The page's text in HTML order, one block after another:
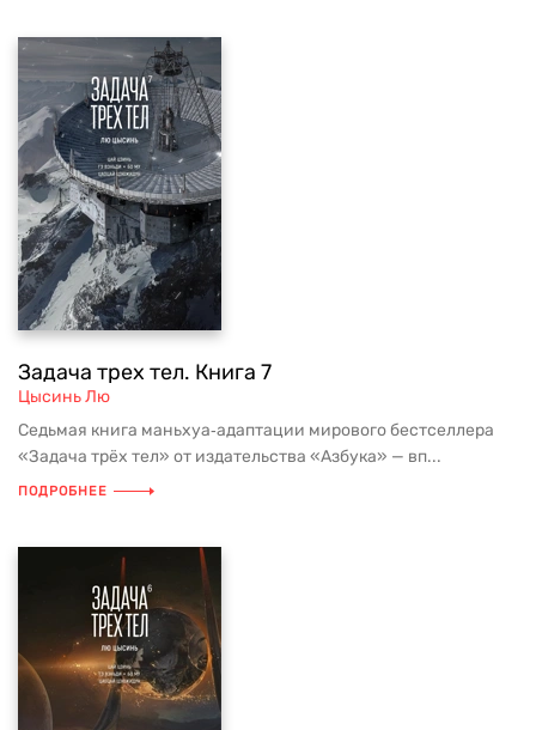
Задача трех тел. Книга 7
Цысинь Лю
Седьмая книга маньхуа‑адаптации мирового бестселлера
«Задача трёх тел» от издательства «Азбука» — вп...
ПОДРОБНЕЕ